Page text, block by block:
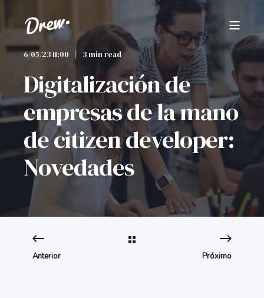
6/05/23 11:00 3 min read
Digitalización de
empresas de la mano
de citizen developer:
Novedades
Anterior Próximo